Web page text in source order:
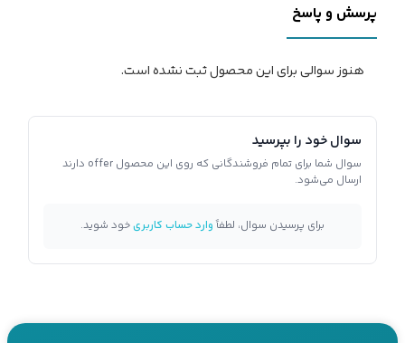
پرسش و پاسخ
هنوز سوالی برای این محصول ثبت نشده است.
سوال خود را بپرسید
سوال شما برای تمام فروشندگانی که روی این محصول offer دارند
ارسال می‌شود.
برای پرسیدن سوال، لطفاًوارد حساب کاربریخود شوید.